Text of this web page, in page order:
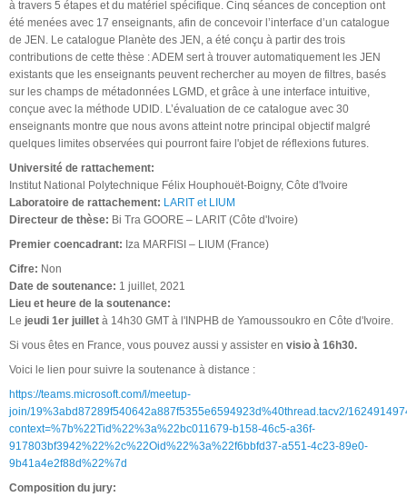
à travers 5 étapes et du matériel spécifique. Cinq séances de conception ont
été menées avec 17 enseignants, afin de concevoir l’interface d’un catalogue
de JEN. Le catalogue Planète des JEN, a été conçu à partir des trois
contributions de cette thèse : ADEM sert à trouver automatiquement les JEN
existants que les enseignants peuvent rechercher au moyen de filtres, basés
sur les champs de métadonnées LGMD, et grâce à une interface intuitive,
conçue avec la méthode UDID. L’évaluation de ce catalogue avec 30
enseignants montre que nous avons atteint notre principal objectif malgré
quelques limites observées qui pourront faire l'objet de réflexions futures.
Université de rattachement:
Institut National Polytechnique Félix Houphouët-Boigny, Côte d'Ivoire
Laboratoire de rattachement: LARIT et LIUM
Directeur de thèse: Bi Tra GOORE – LARIT (Côte d'Ivoire)
Premier coencadrant: Iza MARFISI – LIUM (France)
Cifre: Non
Date de soutenance: 1 juillet, 2021
Lieu et heure de la soutenance:
Le jeudi 1er juillet à 14h30 GMT à l'INPHB de Yamoussoukro en Côte d'Ivoire.
Si vous êtes en France, vous pouvez aussi y assister en visio à 16h30.
Voici le lien pour suivre la soutenance à distance :
https://teams.microsoft.com/l/meetup-
join/19%3abd87289f540642a887f5355e6594923d%40thread.tacv2/
context=%7b%22Tid%22%3a%22bc011679-b158-46c5-a36f-
917803bf3942%22%2c%22Oid%22%3a%22f6bbfd37-a551-4c23-89e0-
9b41a4e2f88d%22%7d
Composition du jury: